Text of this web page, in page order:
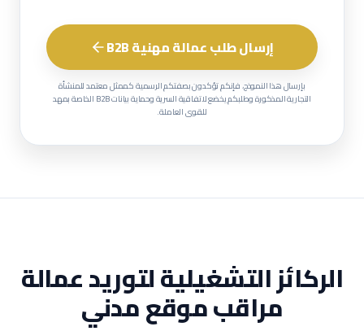
إرسال طلب عمالة مهنية B2B
بإرسال هذا النموذج، فإنكم تؤكدون بصفتكم الرسمية كممثل معتمد للمنشأة
التجارية المذكورة وطلبكم يخضع لاتفاقية السرية وحماية بيانات B2B الخاصة بمهد
للقوى العاملة.
الركائز التشغيلية لتوريد عمالة
مراقب موقع مدني